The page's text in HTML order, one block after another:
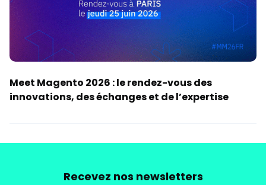
Meet Magento 2026 : le rendez-vous des
innovations, des échanges et de l’expertise
Recevez nos newsletters